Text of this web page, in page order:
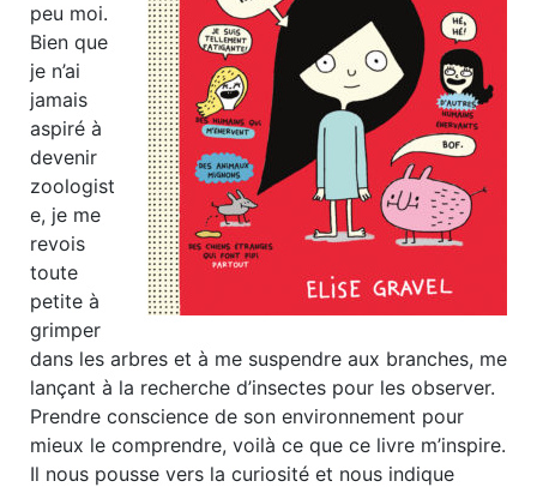
peu moi.
Bien que
je n’ai
jamais
aspiré à
devenir
zoologist
e, je me
revois
toute
petite à
grimper
dans les arbres et à me suspendre aux branches, me
lançant à la recherche d’insectes pour les observer.
Prendre conscience de son environnement pour
mieux le comprendre, voilà ce que ce livre m’inspire.
Il nous pousse vers la curiosité et nous indique